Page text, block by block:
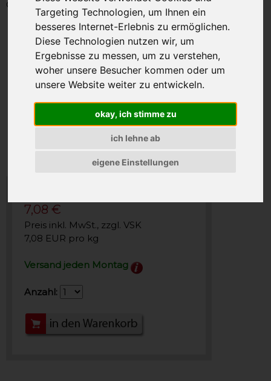
Targeting Technologien, um Ihnen ein
besseres Internet-Erlebnis zu ermöglichen.
Diese Technologien nutzen wir, um
Ergebnisse zu messen, um zu verstehen,
woher unsere Besucher kommen oder um
unsere Website weiter zu entwickeln.
okay, ich stimme zu
ich lehne ab
eigene Einstellungen
Gewicht: 1000g
7,08 €
Preis inkl. MwSt., zzgl. VSK
7,08 EUR pro kg
Versand jeden Montag
Anzahl: